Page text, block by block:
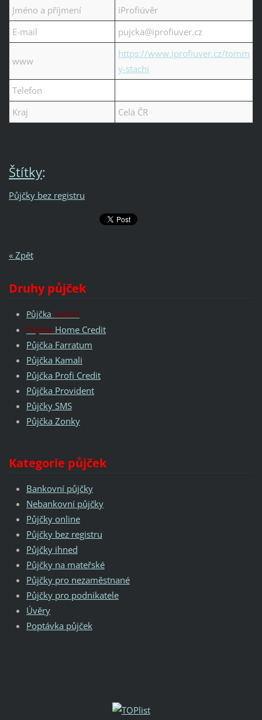
Jméno a příjmení
iProfiúvěr
E-mail
pujcka@iprofiuver.cz
www
https://www.iprofiuver.cz/tomm
y-stachi
Telefon
Kraj
Celá ČR
Štítky:
Půjčky bez registru
« Zpět
Druhy půjček
Půjčka AvaFin
Půjčka Home Credit
Půjčka Farratum
Půjčka Kamali
Půjčka Profi Credit
Půjčka Provident
Půjčky SMS
Půjčka Zonky
Kategorie půjček
Bankovní půjčky
Nebankovní půjčky
Půjčky online
Půjčky bez registru
Půjčky ihned
Půjčky na mateřské
Půjčky pro nezaměstnané
Půjčky pro podnikatele
Úvěry
Poptávka půjček